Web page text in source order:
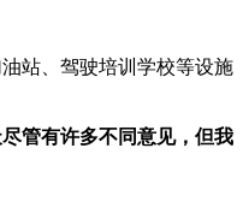
站、驾驶培训学校等设施
管有许多不同意见，但我